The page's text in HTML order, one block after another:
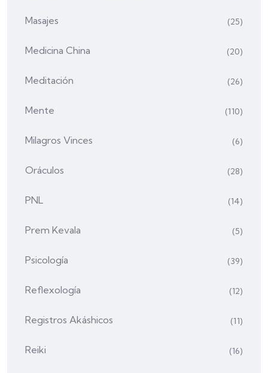
Masajes (25)
Medicina China (20)
Meditación (26)
Mente (110)
Milagros Vinces (6)
Oráculos (28)
PNL (14)
Prem Kevala (5)
Psicología (39)
Reflexología (12)
Registros Akáshicos (11)
Reiki (16)